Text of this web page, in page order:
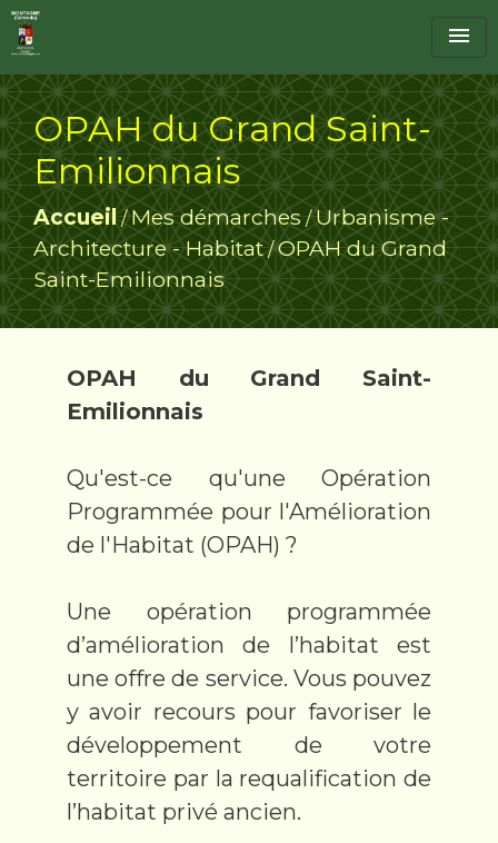
menu
OPAH du Grand Saint-
Emilionnais
Accueil/Mes démarches/Urbanisme -
Architecture - Habitat/OPAH du Grand
Saint-Emilionnais
OPAH du Grand Saint-
Emilionnais
Qu'est-ce qu'une Opération
Programmée pour l'Amélioration
de l'Habitat (OPAH) ?
Une opération programmée
d’amélioration de l’habitat est
une offre de service. Vous pouvez
y avoir recours pour favoriser le
développement de votre
territoire par la requalification de
l’habitat privé ancien.